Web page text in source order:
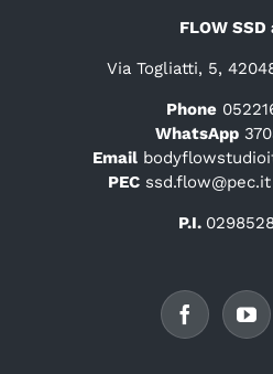
FLOW SSD
Via Togliatti, 5,
Phone
WhatsApp
Email
PEC ssd.flow@pec.it
P.I.